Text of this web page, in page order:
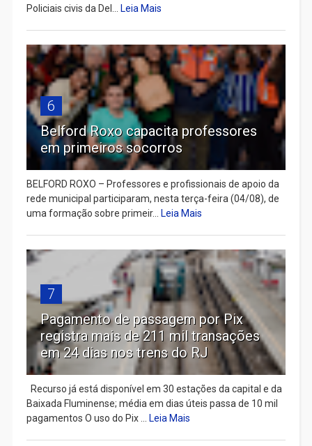
Policiais civis da Del... Leia Mais
6
Belford Roxo capacita professores
em primeiros socorros
BELFORD ROXO – Professores e profissionais de apoio da
rede municipal participaram, nesta terça-feira (04/08), de
uma formação sobre primeir... Leia Mais
7
Pagamento de passagem por Pix
registra mais de 211 mil transações
em 24 dias nos trens do RJ
Recurso já está disponível em 30 estações da capital e da
Baixada Fluminense; média em dias úteis passa de 10 mil
pagamentos O uso do Pix ... Leia Mais